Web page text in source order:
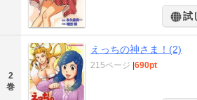
試
2
巻
えっちの神さま！(2)
215ページ 690pt